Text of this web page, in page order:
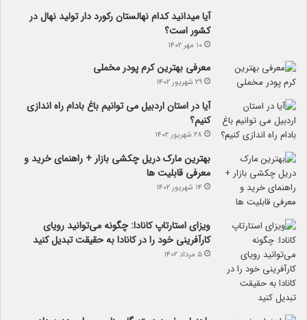
آیا می­دانید کدام نهالستان رکورد دار تولید نهال­ در
کشور است؟
۱۰ مهر ۱۴۰۲
معرفی بهترین کرم پودر مخملی
۲۹ شهریور ۱۴۰۲
آیا در استان اردبیل می توانیم باغ بادام راه اندازی
کنیم؟
۲۸ شهریور ۱۴۰۲
بهترین مارک دریل چکشی بازار + راهنمای خرید و
معرفی قابلیت ها
۱۴ شهریور ۱۴۰۲
ویزای استارتاپ کانادا: چگونه می‌توانید رویای
کارآفرینی خود را در کانادا به حقیقت تبدیل کنید
۵ مرداد ۱۴۰۲